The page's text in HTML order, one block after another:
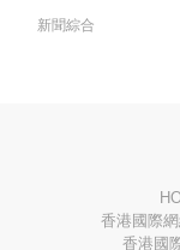
開展座談交流
新聞綜合
香港國際
香港國